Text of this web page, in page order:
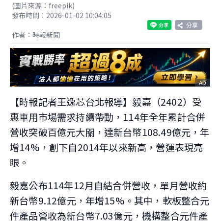
(圖片來源：freepik)
發布時間：2026-01-02 10:04:05
分享
作者：時報新聞
AD
【時報記者王逸芯台北報導】毅嘉（2402）受
惠車用市場需求持續帶動，114年全年累計合併
營收突破百億元大關，達新台幣108.49億元，年
增14%，創下自2014年以來新高，營運表現亮
眼。
毅嘉公布114年12月自結合併營收，單月營收約
新台幣9.12億元，年增15%。其中，軟板整合元
件產品營收為新台幣7.03億元，機構整合元件產